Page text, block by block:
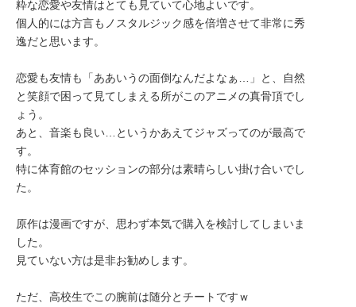
粋な恋愛や友情はとても見ていて心地よいです。
個人的には方言もノスタルジック感を倍増させて非常に秀
逸だと思います。
恋愛も友情も「ああいうの面倒なんだよなぁ…」と、自然
と笑顔で困って見てしまえる所がこのアニメの真骨頂でし
ょう。
あと、音楽も良い…というかあえてジャズってのが最高で
す。
特に体育館のセッションの部分は素晴らしい掛け合いでし
た。
原作は漫画ですが、思わず本気で購入を検討してしまいま
した。
見ていない方は是非お勧めします。
ただ、高校生でこの腕前は随分とチートですｗ